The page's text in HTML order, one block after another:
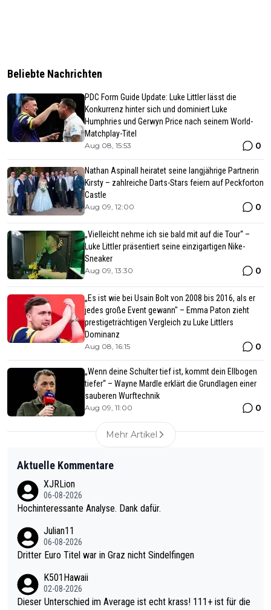
Beliebte Nachrichten
PDC Form Guide Update: Luke Littler lässt die
Konkurrenz hinter sich und dominiert Luke
Humphries und Gerwyn Price nach seinem World-
Matchplay-Titel
Aug 08, 15:53 0
Nathan Aspinall heiratet seine langjährige Partnerin
Kirsty – zahlreiche Darts-Stars feiern auf Peckforton
Castle
Aug 09, 12:00 0
„Vielleicht nehme ich sie bald mit auf die Tour“ –
Luke Littler präsentiert seine einzigartigen Nike-
Sneaker
Aug 09, 13:30 0
„Es ist wie bei Usain Bolt von 2008 bis 2016, als er
jedes große Event gewann" – Emma Paton zieht
prestigeträchtigen Vergleich zu Luke Littlers
Dominanz
Aug 08, 16:15 0
„Wenn deine Schulter tief ist, kommt dein Ellbogen
tiefer“ – Wayne Mardle erklärt die Grundlagen einer
sauberen Wurftechnik
Aug 09, 11:00 0
Mehr Artikel
Aktuelle Kommentare
XJRLion
06-08-2026
Hochinteressante Analyse. Dank dafür.
Julian11
06-08-2026
Dritter Euro Titel war in Graz nicht Sindelfingen
K501Hawaii
02-08-2026
Dieser Unterschied im Average ist echt krass! 111+ ist für die